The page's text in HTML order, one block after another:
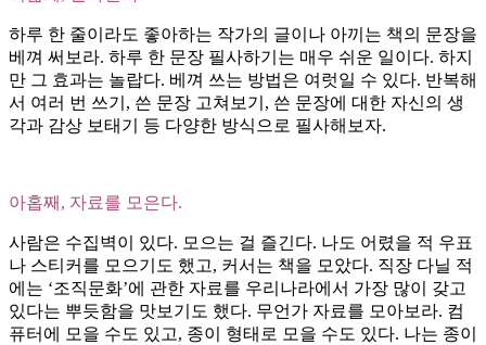
하루 한 줄이라도 좋아하는 작가의 글이나 아끼는 책의 문장을
베껴 써보라. 하루 한 문장 필사하기는 매우 쉬운 일이다. 하지
만 그 효과는 놀랍다. 베껴 쓰는 방법은 여럿일 수 있다. 반복해
서 여러 번 쓰기, 쓴 문장 고쳐보기, 쓴 문장에 대한 자신의 생
각과 감상 보태기 등 다양한 방식으로 필사해보자.
아홉째, 자료를 모은다.
사람은 수집벽이 있다. 모으는 걸 즐긴다. 나도 어렸을 적 우표
나 스티커를 모으기도 했고, 커서는 책을 모았다. 직장 다닐 적
에는 ‘조직문화’에 관한 자료를 우리나라에서 가장 많이 갖고
있다는 뿌듯함을 맛보기도 했다. 무언가 자료를 모아보라. 컴
퓨터에 모을 수도 있고, 종이 형태로 모을 수도 있다. 나는 종이